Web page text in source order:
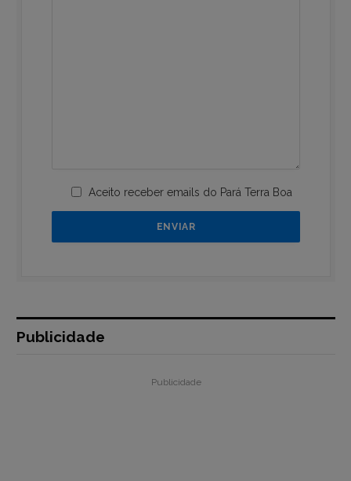
Aceito receber emails do Pará Terra Boa
Publicidade
Publicidade